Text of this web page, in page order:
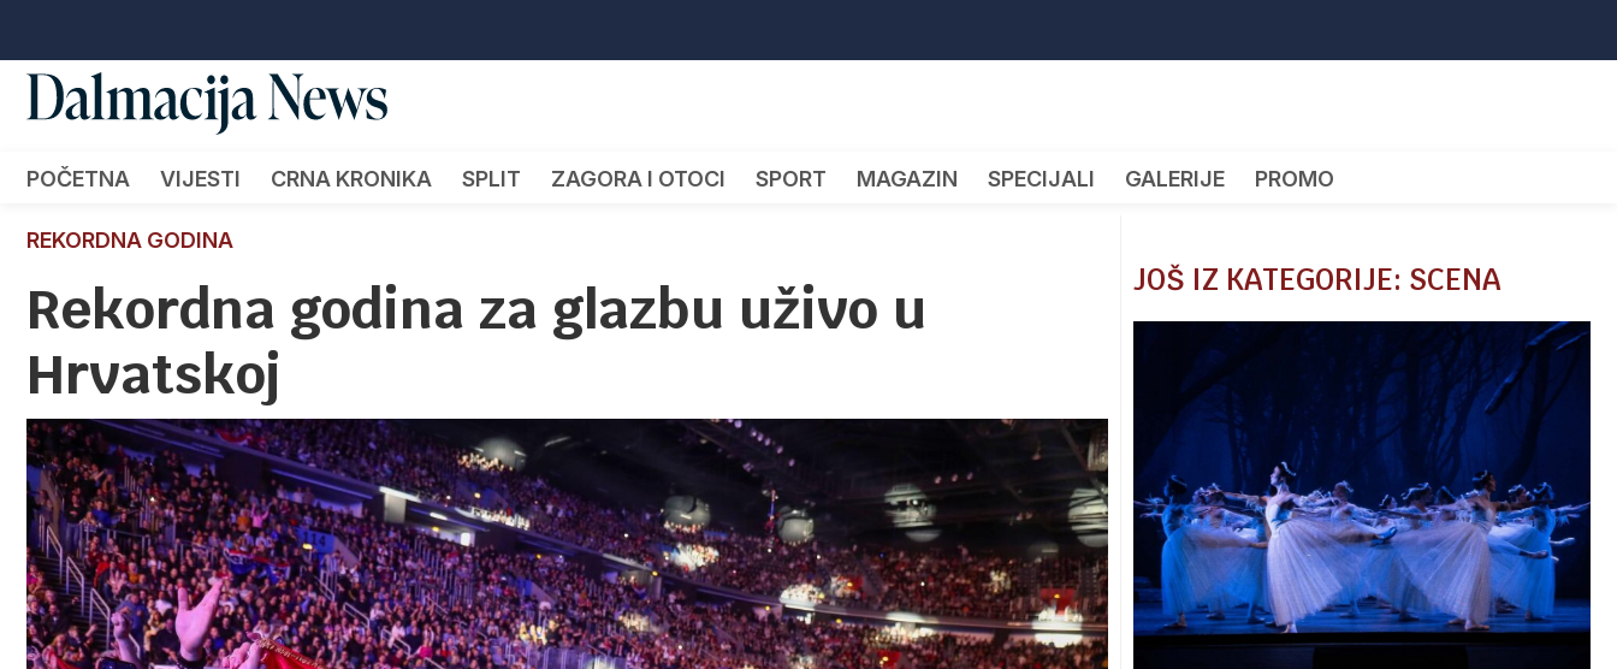
POČETNA VIJESTI CRNA KRONIKA SPLIT ZAGORA I OTOCI SPORT MAGAZIN SPECIJALI GALERIJE PROMO
REKORDNA GODINA
Rekordna godina za glazbu uživo u
Hrvatskoj
JOŠ IZ KATEGORIJE: SCENA